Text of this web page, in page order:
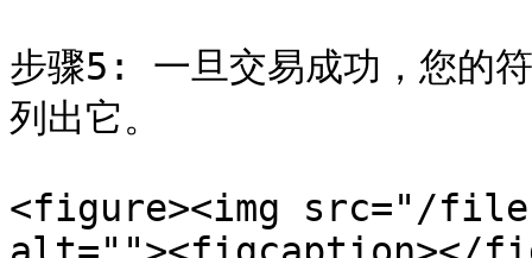
步骤5: 一旦交易成功，您的
列出它。
<figure><img src="/files/